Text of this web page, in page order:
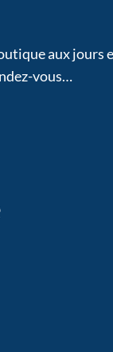
aux jours
vous…